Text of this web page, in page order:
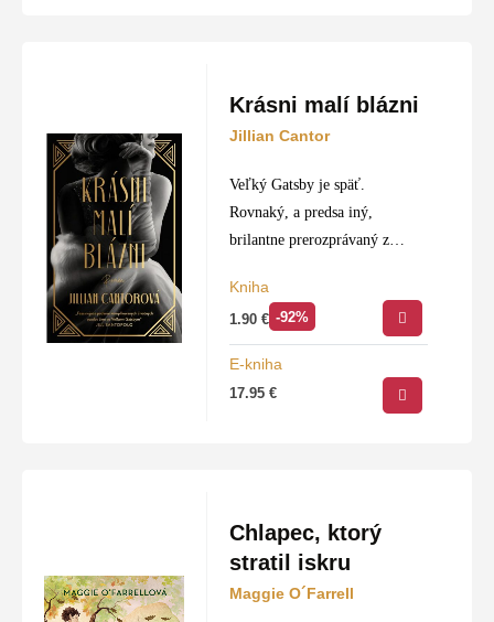
Krásni malí blázni
Jillian Cantor
Veľký Gatsby je späť.
Rovnaký, a predsa iný,
brilantne prerozprávaný z
Kniha
1.90€ -92%
E-kniha
17.95€
Chlapec, ktorý
stratil iskru
Maggie O´Farrell